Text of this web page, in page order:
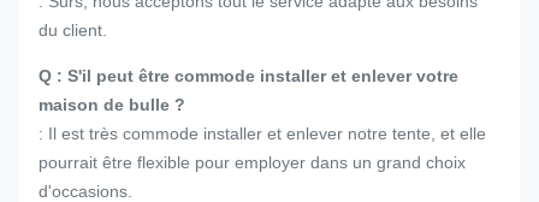
du client.
Q : S'il peut être commode installer et enlever votre
maison de bulle ?
: Il est très commode installer et enlever notre tente, et elle
pourrait être flexible pour employer dans un grand choix
d'occasions.